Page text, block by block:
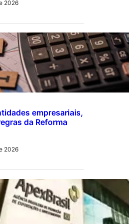
2026
empresariais,
da Reforma
2026